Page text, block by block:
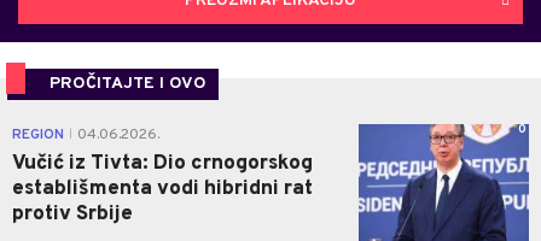
PROČITAJTE I OVO
REGION 04.06.2026.
Vučić iz Tivta: Dio crnogorskog
establišmenta vodi hibridni rat
protiv Srbije
0